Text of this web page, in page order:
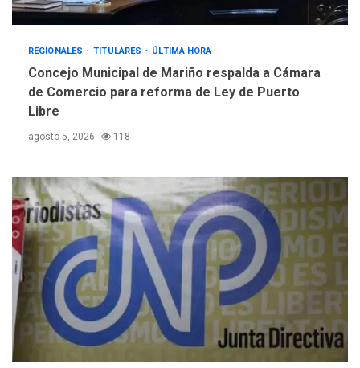
Evacúan aldeas en
Guatemala por erupción de
5
GUERRA EN EL MUNDO
ÚLTIMA HORA
REGIONALES TITULARES ÚLTIMA HORA
Concejo Municipal de Mariño respalda a Cámara
de Comercio para reforma de Ley de Puerto
Libre
agosto 5, 2026 118